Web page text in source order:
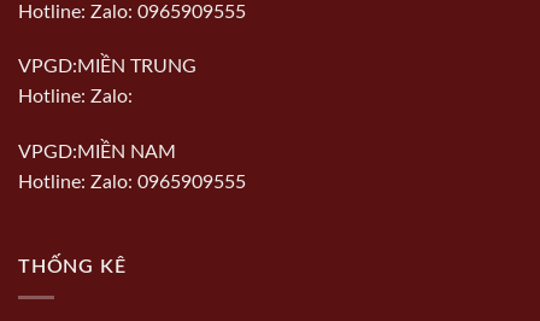
Hotline: Zalo: 0965909555
VPGD:MIỀN TRUNG
Hotline: Zalo:
VPGD:MIỀN NAM
Hotline: Zalo: 0965909555
THỐNG KÊ